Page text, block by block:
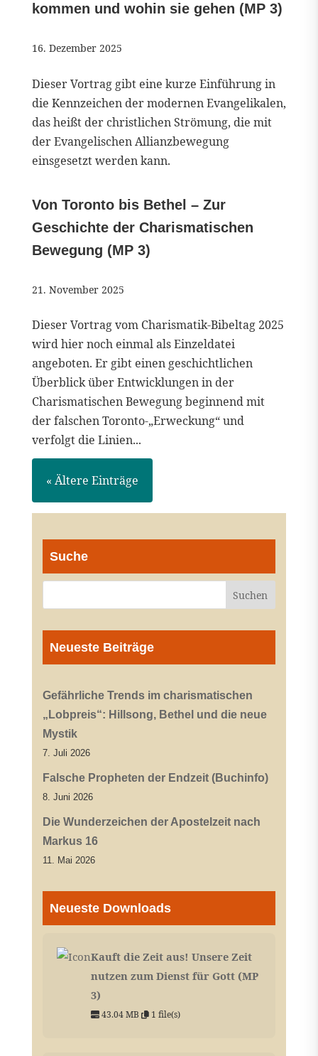
kommen und wohin sie gehen (MP 3)
16. Dezember 2025
Dieser Vortrag gibt eine kurze Einführung in
die Kennzeichen der modernen Evangelikalen,
das heißt der christlichen Strömung, die mit
der Evangelischen Allianzbewegung
einsgesetzt werden kann.
Von Toronto bis Bethel – Zur
Geschichte der Charismatischen
Bewegung (MP 3)
21. November 2025
Dieser Vortrag vom Charismatik-Bibeltag 2025
wird hier noch einmal als Einzeldatei
angeboten. Er gibt einen geschichtlichen
Überblick über Entwicklungen in der
Charismatischen Bewegung beginnend mit
der falschen Toronto-„Erweckung“ und
verfolgt die Linien...
« Ältere Einträge
Suche
Neueste Beiträge
Gefährliche Trends im charismatischen
„Lobpreis“: Hillsong, Bethel und die neue
Mystik
7. Juli 2026
Falsche Propheten der Endzeit (Buchinfo)
8. Juni 2026
Die Wunderzeichen der Apostelzeit nach
Markus 16
11. Mai 2026
Neueste Downloads
Kauft die Zeit aus! Unsere Zeit
nutzen zum Dienst für Gott (MP
3)
43.04 MB 1 file(s)